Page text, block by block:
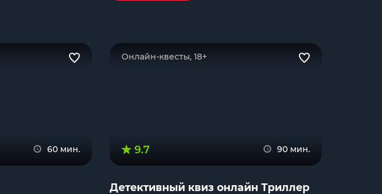
60 мин.
Онлайн-квесты, 18+
9.7 90 мин.
Детективный квиз онлайн Триллер